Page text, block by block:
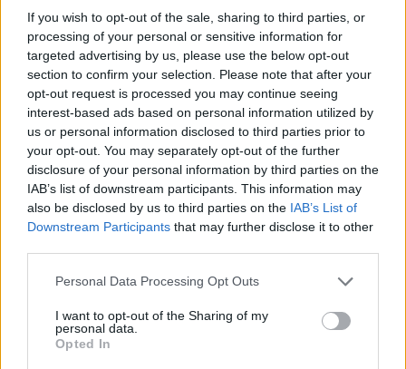
If you wish to opt-out of the sale, sharing to third parties, or
processing of your personal or sensitive information for
targeted advertising by us, please use the below opt-out
section to confirm your selection. Please note that after your
opt-out request is processed you may continue seeing
interest-based ads based on personal information utilized by
us or personal information disclosed to third parties prior to
your opt-out. You may separately opt-out of the further
disclosure of your personal information by third parties on the
IAB’s list of downstream participants. This information may
also be disclosed by us to third parties on the IAB’s List of
Downstream Participants that may further disclose it to other
Personal Data Processing Opt Outs
I want to opt-out of the Sharing of my
personal data.
Opted In
Riepilogo stagione
Titolare 22 - 57 %
Entrato 7 - 18
Squalificato 0 - 0 %
Infortunato 0 - 0%
Inutilizzato